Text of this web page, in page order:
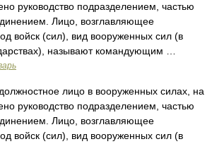
руководство подразделением, частью
Лицо, возглавляющее
войск (сил), вид вооруженных сил (в
называют командующим …
лицо в вооруженных силах, на
руководство подразделением, частью
Лицо, возглавляющее
войск (сил), вид вооруженных сил (в